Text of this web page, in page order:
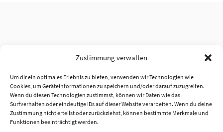
Zustimmung verwalten
Um dir ein optimales Erlebnis zu bieten, verwenden wir Technologien wie
Cookies, um Geräteinformationen zu speichern und/oder darauf zuzugreifen.
Wenn du diesen Technologien zustimmst, können wir Daten wie das
Surfverhalten oder eindeutige IDs auf dieser Website verarbeiten. Wenn du deine
Zustimmung nicht erteilst oder zurückziehst, können bestimmte Merkmale und
Funktionen beeinträchtigt werden.